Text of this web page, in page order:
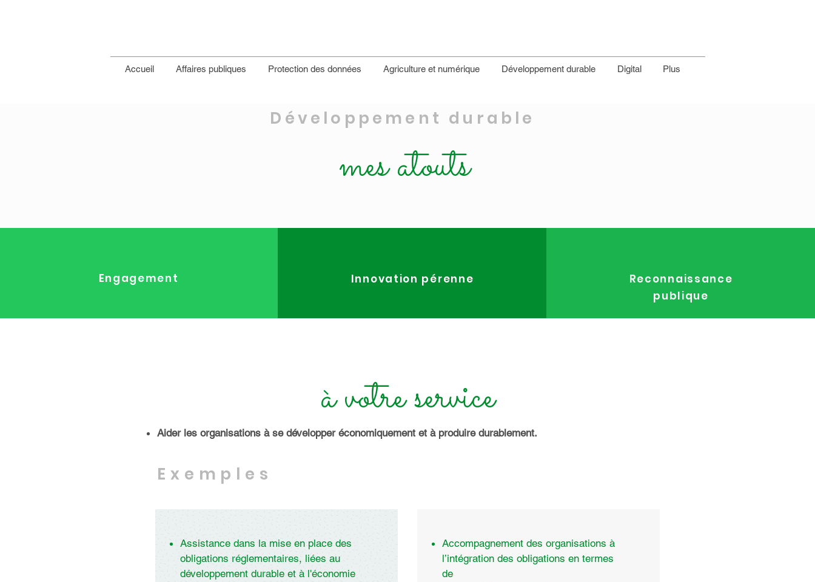
Accueil Affaires publiques Protection des données Agriculture et numérique Développement durable Digital Plus
Développement durable
mes atouts
Engagement Innovation pérenne
Reconnaissance
publique
Aider les organisations à se développer économiquement et à produire durablement.
à votre service
Exemples
Assistance dans la mise en place des
obligations réglementaires, liées au
développement durable et à l'économie
Accompagnement des organisations à
l’intégration des obligations en termes
de